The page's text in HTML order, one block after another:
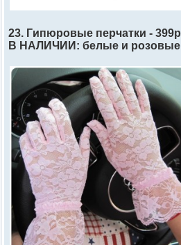
23. Гипюровые перчатки - 399р
В НАЛИЧИИ: белые и розовые